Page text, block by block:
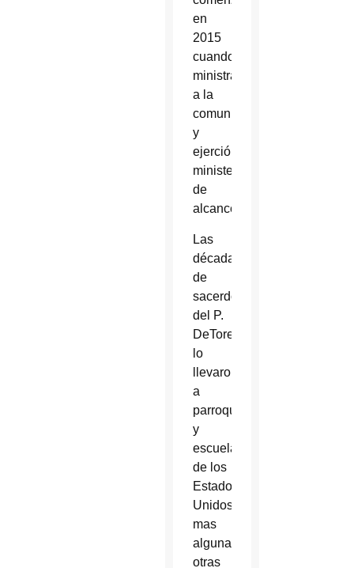
en
2015
cuando
ministraba
a la
comunidad
y
ejerció
ministerio
de
alcance.
Las
décadas
de
sacerdocio
del P.
DeTore
lo
llevaron
a
parroquias
y
escuelas
de los
Estados
Unidos,
mas
algunas
otras